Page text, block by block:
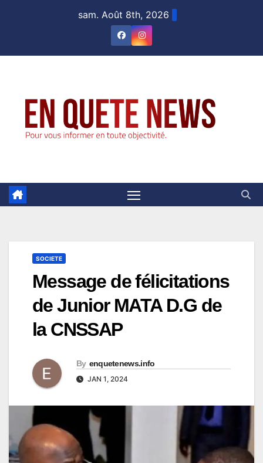
sam. Août 8th, 2026
SOCIETE
Message de félicitations
de Junior MATA D.G de
la CNSSAP
By enquetenews.info
JAN 1, 2024